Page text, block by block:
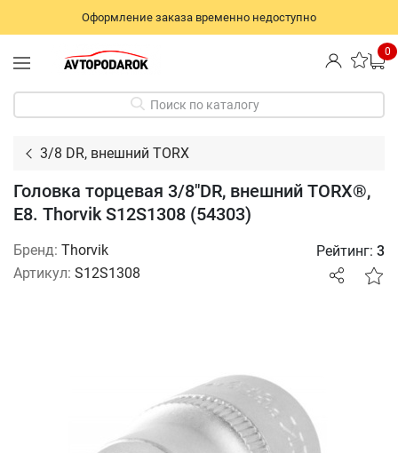
Оформление заказа временно недоступно
0
Поиск по каталогу
3/8 DR, внешний TORX
Головка торцевая 3/8"DR, внешний TORX®,
Е8. Thorvik S12S1308 (54303)
Бренд: Thorvik
Артикул: S12S1308
Рейтинг: 3